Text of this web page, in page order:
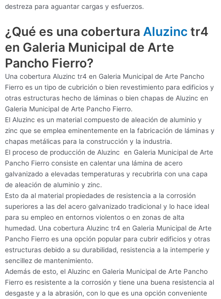
destreza para aguantar cargas y esfuerzos.
¿Qué es una cobertura Aluzinc tr4
en Galeria Municipal de Arte
Pancho Fierro?
Una cobertura Aluzinc tr4 en Galeria Municipal de Arte Pancho
Fierro es un tipo de cubrición o bien revestimiento para edificios y
otras estructuras hecho de láminas o bien chapas de Aluzinc en
Galeria Municipal de Arte Pancho Fierro.
El Aluzinc es un material compuesto de aleación de aluminio y
zinc que se emplea eminentemente en la fabricación de láminas y
chapas metálicas para la construcción y la industria.
El proceso de producción de Aluzinc en Galeria Municipal de Arte
Pancho Fierro consiste en calentar una lámina de acero
galvanizado a elevadas temperaturas y recubrirla con una capa
de aleación de aluminio y zinc.
Esto da al material propiedades de resistencia a la corrosión
superiores a las del acero galvanizado tradicional y lo hace ideal
para su empleo en entornos violentos o en zonas de alta
humedad. Una cobertura Aluzinc tr4 en Galeria Municipal de Arte
Pancho Fierro es una opción popular para cubrir edificios y otras
estructuras debido a su durabilidad, resistencia a la intemperie y
sencillez de mantenimiento.
Además de esto, el Aluzinc en Galeria Municipal de Arte Pancho
Fierro es resistente a la corrosión y tiene una buena resistencia al
desgaste y a la abrasión, con lo que es una opción conveniente